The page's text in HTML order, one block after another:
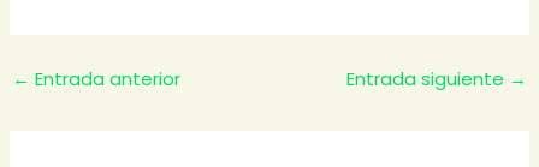
← Entrada anterior Entrada siguiente →